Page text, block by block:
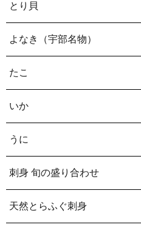
とり貝
よなき（宇部名物）
たこ
いか
うに
刺身 旬の盛り合わせ
天然とらふぐ刺身